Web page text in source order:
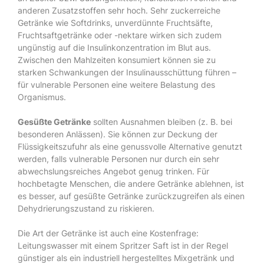
anderen Zusatzstoffen sehr hoch. Sehr zuckerreiche
Getränke wie Softdrinks, unverdünnte Fruchtsäfte,
Fruchtsaftgetränke oder -nektare wirken sich zudem
ungünstig auf die Insulinkonzentration im Blut aus.
Zwischen den Mahlzeiten konsumiert können sie zu
starken Schwankungen der Insulinausschüttung führen –
für vulnerable Personen eine weitere Belastung des
Organismus.
Gesüßte Getränke sollten Ausnahmen bleiben (z. B. bei
besonderen Anlässen). Sie können zur Deckung der
Flüssigkeitszufuhr als eine genussvolle Alternative genutzt
werden, falls vulnerable Personen nur durch ein sehr
abwechslungsreiches Angebot genug trinken. Für
hochbetagte Menschen, die andere Getränke ablehnen, ist
es besser, auf gesüßte Getränke zurückzugreifen als einen
Dehydrierungszustand zu riskieren.
Die Art der Getränke ist auch eine Kostenfrage:
Leitungswasser mit einem Spritzer Saft ist in der Regel
günstiger als ein industriell hergestelltes Mixgetränk und